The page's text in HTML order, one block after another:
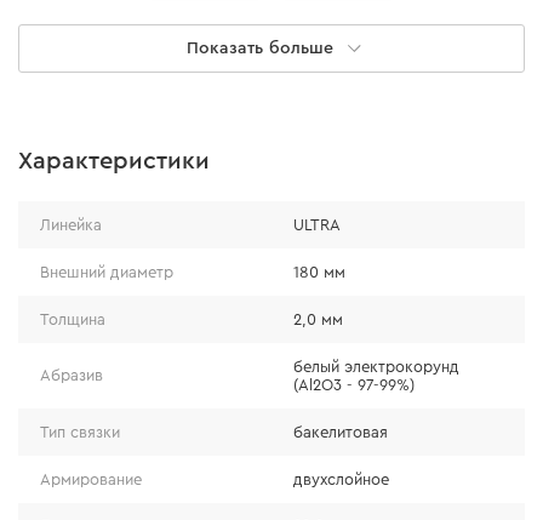
Основа круга — слой смеси синтетического
усиленный двумя слоями стекловолоконной сетки.
Абразивный материал выполнен из белого
электрокорунда высокой износостойкости — Al2O3
Показать больше
Характеристики
Линейка ULTRA
Внешний диаметр 180 мм
Толщина 2,0 мм
Абразив
белый электрокорунд
(Al2O3 - 97-99%)
Тип связки бакелитовая
Армирование двухслойное